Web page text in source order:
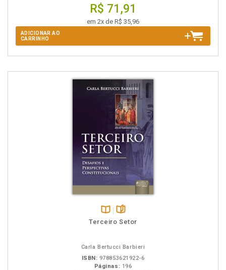
R$ 71,91
em 2x de R$ 35,96
ADICIONAR AO
CARRINHO
Disponível
páginas
Terceiro Setor
Carla Bertucci Barbieri
ISBN: 978853621922-6
Páginas: 196